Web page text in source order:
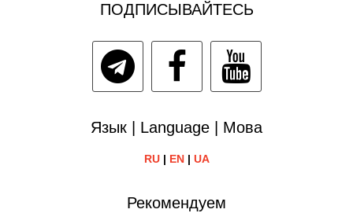
ПОДПИСЫВАЙТЕСЬ
Язык | Language | Мова
RU| EN| UA
Рекомендуем